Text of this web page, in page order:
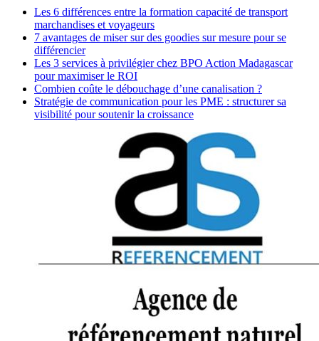
Les 6 différences entre la formation capacité de transport
marchandises et voyageurs
7 avantages de miser sur des goodies sur mesure pour se
différencier
Les 3 services à privilégier chez BPO Action Madagascar
pour maximiser le ROI
Combien coûte le débouchage d’une canalisation ?
Stratégie de communication pour les PME : structurer sa
visibilité pour soutenir la croissance